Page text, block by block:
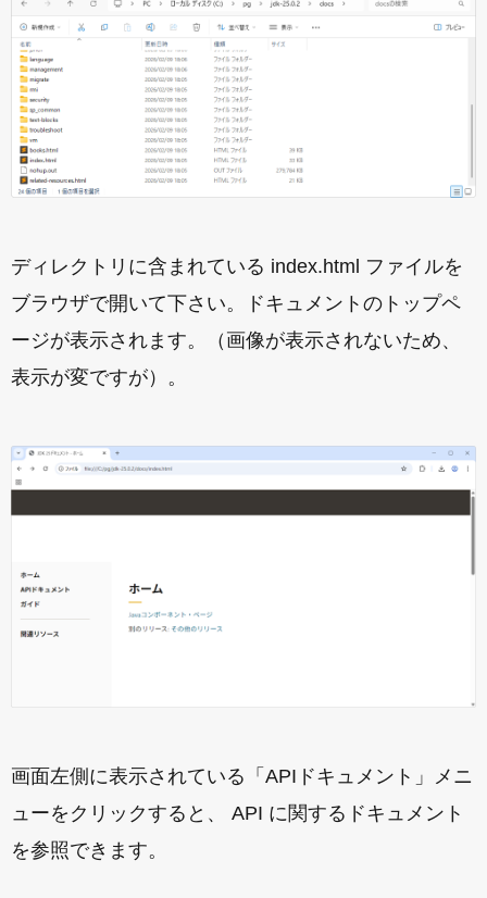
ディレクトリに含まれている index.html ファイルを
ブラウザで開いて下さい。ドキュメントのトップペ
ージが表示されます。（画像が表示されないため、
表示が変ですが）。
画面左側に表示されている「APIドキュメント」メニ
ューをクリックすると、 API に関するドキュメント
を参照できます。